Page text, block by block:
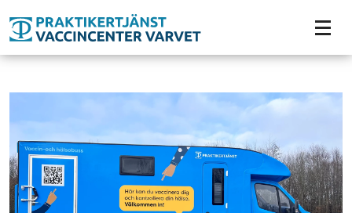
Tillgänglighetsmeny